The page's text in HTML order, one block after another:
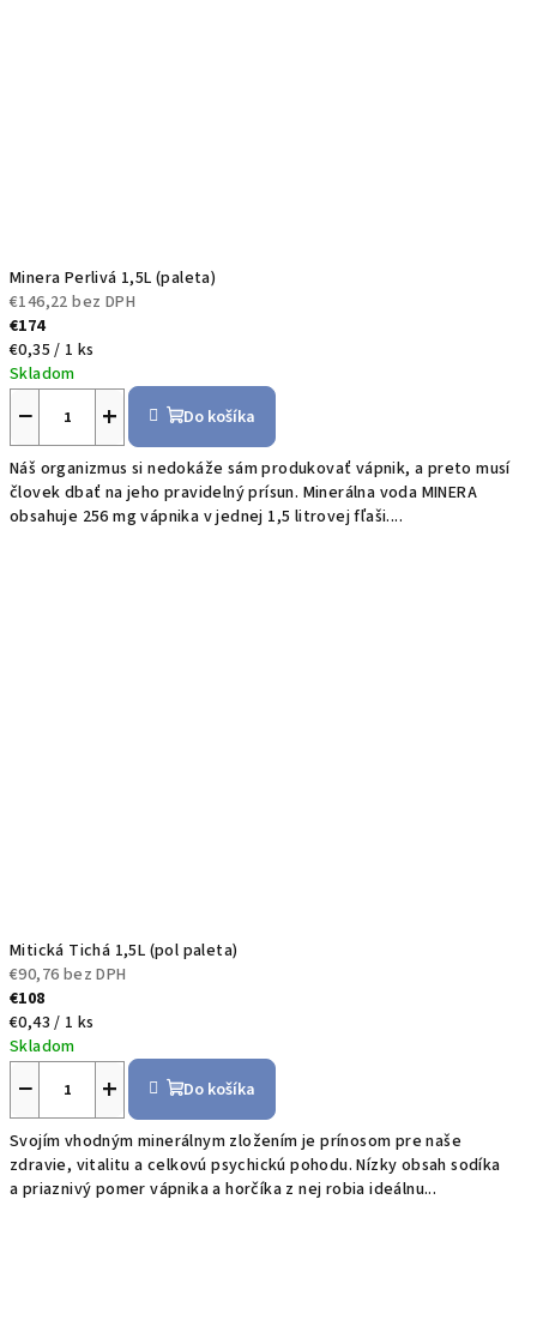
Minera Perlivá 1,5L (paleta)
€146,22 bez DPH
€174
Jednotková
cena:
€0,35 / 1 ks
Skladom
+
− Do košíka
Náš organizmus si nedokáže sám produkovať vápnik, a preto musí
človek dbať na jeho pravidelný prísun. Minerálna voda MINERA
obsahuje 256 mg vápnika v jednej 1,5 litrovej fľaši....
Mitická Tichá 1,5L (pol paleta)
€90,76 bez DPH
€108
Jednotková
cena:
€0,43 / 1 ks
Skladom
+
− Do košíka
Svojím vhodným minerálnym zložením je prínosom pre naše
zdravie, vitalitu a celkovú psychickú pohodu. Nízky obsah sodíka
a priaznivý pomer vápnika a horčíka z nej robia ideálnu...